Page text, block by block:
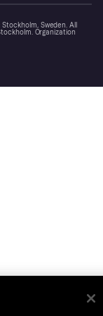
Sweden. All
Organization